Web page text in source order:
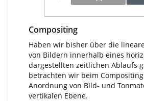
Compositing
Haben wir bisher über die
von Bildern innerhalb eines
dargestellten zeitlichen Ablaufs
betrachten wir beim
Anordnung von Bild- und
vertikalen Ebene.